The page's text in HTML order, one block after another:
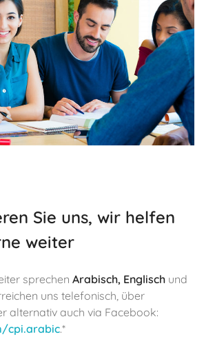
Sie uns, wir helfen
weiter
sprechen Arabisch, Englisch und
uns telefonisch, über
alternativ auch via Facebook:
cpi.arabic.*